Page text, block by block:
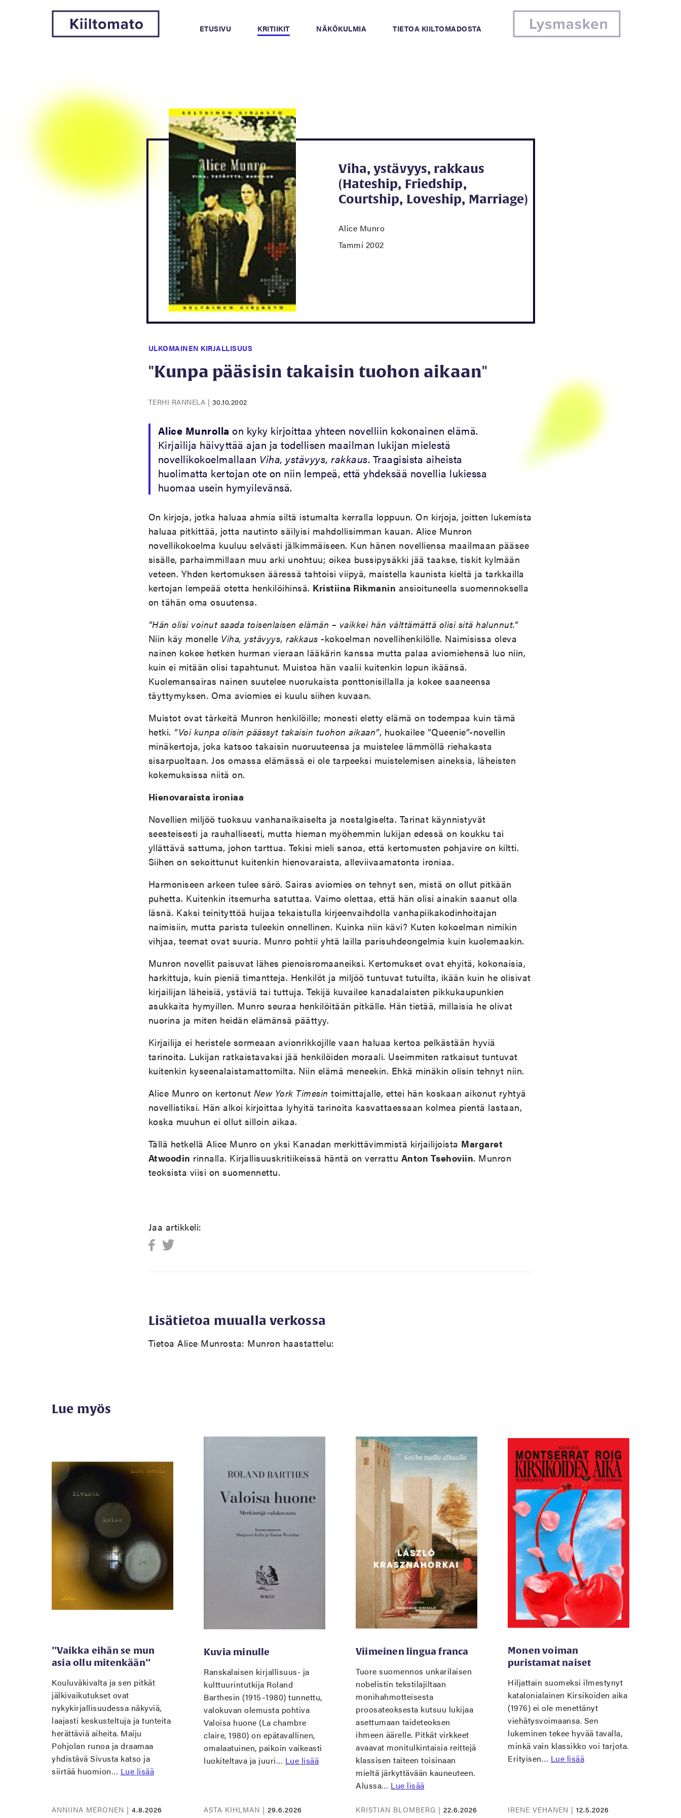
ETUSIVU KRITIIKIT NÄKÖKULMIA TIETOA KIILTOMADOSTA
Viha, ystävyys, rakkaus
(Hateship, Friedship,
Courtship, Loveship, Marriage)
Alice Munro
Tammi 2002
ULKOMAINEN KIRJALLISUUS
"Kunpa pääsisin takaisin tuohon aikaan"
TERHI RANNELA | 30.10.2002
Alice Munrolla on kyky kirjoittaa yhteen novelliin kokonainen elämä.
Kirjailija häivyttää ajan ja todellisen maailman lukijan mielestä
novellikokoelmallaan Viha, ystävyys, rakkaus. Traagisista aiheista
huolimatta kertojan ote on niin lempeä, että yhdeksää novellia lukiessa
huomaa usein hymyilevänsä.
On kirjoja, jotka haluaa ahmia siltä istumalta kerralla loppuun. On kirjoja, joitten lukemista
haluaa pitkittää, jotta nautinto säilyisi mahdollisimman kauan. Alice Munron
novellikokoelma kuuluu selvästi jälkimmäiseen. Kun hänen novelliensa maailmaan pääsee
sisälle, parhaimmillaan muu arki unohtuu; oikea bussipysäkki jää taakse, tiskit kylmään
veteen. Yhden kertomuksen ääressä tahtoisi viipyä, maistella kaunista kieltä ja tarkkailla
kertojan lempeää otetta henkilöihinsä. Kristiina Rikmanin ansioituneella suomennoksella
on tähän oma osuutensa.
”Hän olisi voinut saada toisenlaisen elämän – vaikkei hän välttämättä olisi sitä halunnut.”
Niin käy monelle Viha, ystävyys, rakkaus -kokoelman novellihenkilölle. Naimisissa oleva
nainen kokee hetken hurman vieraan lääkärin kanssa mutta palaa aviomiehensä luo niin,
kuin ei mitään olisi tapahtunut. Muistoa hän vaalii kuitenkin lopun ikäänsä.
Kuolemansairas nainen suutelee nuorukaista ponttonisillalla ja kokee saaneensa
täyttymyksen. Oma aviomies ei kuulu siihen kuvaan.
Muistot ovat tärkeitä Munron henkilöille; monesti eletty elämä on todempaa kuin tämä
hetki. ”Voi kunpa olisin päässyt takaisin tuohon aikaan”, huokailee ”Queenie”-novellin
minäkertoja, joka katsoo takaisin nuoruuteensa ja muistelee lämmöllä riehakasta
sisarpuoltaan. Jos omassa elämässä ei ole tarpeeksi muistelemisen aineksia, läheisten
kokemuksissa niitä on.
Hienovaraista ironiaa
Novellien miljöö tuoksuu vanhanaikaiselta ja nostalgiselta. Tarinat käynnistyvät
seesteisesti ja rauhallisesti, mutta hieman myöhemmin lukijan edessä on koukku tai
yllättävä sattuma, johon tarttua. Tekisi mieli sanoa, että kertomusten pohjavire on kiltti.
Siihen on sekoittunut kuitenkin hienovaraista, alleviivaamatonta ironiaa.
Harmoniseen arkeen tulee särö. Sairas aviomies on tehnyt sen, mistä on ollut pitkään
puhetta. Kuitenkin itsemurha satuttaa. Vaimo olettaa, että hän olisi ainakin saanut olla
läsnä. Kaksi teinityttöä huijaa tekaistulla kirjeenvaihdolla vanhapiikakodinhoitajan
naimisiin, mutta parista tuleekin onnellinen. Kuinka niin kävi? Kuten kokoelman nimikin
vihjaa, teemat ovat suuria. Munro pohtii yhtä lailla parisuhdeongelmia kuin kuolemaakin.
Munron novellit paisuvat lähes pienoisromaaneiksi. Kertomukset ovat ehyitä, kokonaisia,
harkittuja, kuin pieniä timantteja. Henkilöt ja miljöö tuntuvat tutuilta, ikään kuin he olisivat
kirjailijan läheisiä, ystäviä tai tuttuja. Tekijä kuvailee kanadalaisten pikkukaupunkien
asukkaita hymyillen. Munro seuraa henkilöitään pitkälle. Hän tietää, millaisia he olivat
nuorina ja miten heidän elämänsä päättyy.
Kirjailija ei heristele sormeaan avionrikkojille vaan haluaa kertoa pelkästään hyviä
tarinoita. Lukijan ratkaistavaksi jää henkilöiden moraali. Useimmiten ratkaisut tuntuvat
kuitenkin kyseenalaistamattomilta. Niin elämä meneekin. Ehkä minäkin olisin tehnyt niin.
Alice Munro on kertonut New York Timesin toimittajalle, ettei hän koskaan aikonut ryhtyä
novellistiksi. Hän alkoi kirjoittaa lyhyitä tarinoita kasvattaessaan kolmea pientä lastaan,
koska muuhun ei ollut silloin aikaa.
Tällä hetkellä Alice Munro on yksi Kanadan merkittävimmistä kirjailijoista Margaret
Atwoodin rinnalla. Kirjallisuuskritiikeissä häntä on verrattu Anton Tsehoviin. Munron
teoksista viisi on suomennettu.
Jaa artikkeli:
Lisätietoa muualla verkossa
Tietoa Alice Munrosta: Munron haastattelu:
Lue myös
’’Vaikka eihän se mun
asia ollu mitenkään’’
Kouluväkivalta ja sen pitkät
jälkivaikutukset ovat
nykykirjallisuudessa näkyviä,
laajasti keskusteltuja ja tunteita
herättäviä aiheita. Maiju
Pohjolan runoa ja draamaa
yhdistävä Sivusta katso ja
siirtää huomion… Lue lisää
ANNIINA MERONEN | 4.8.2026
Kuvia minulle
Ranskalaisen kirjallisuus- ja
kulttuurintutkija Roland
Barthesin (1915–1980) tunnettu,
valokuvan olemusta pohtiva
Valoisa huone (La chambre
claire, 1980) on epätavallinen,
omalaatuinen, paikoin vaikeasti
luokiteltava ja juuri… Lue lisää
ASTA KIHLMAN | 29.6.2026
Viimeinen lingua franca
Tuore suomennos unkarilaisen
nobelistin tekstilajiltaan
monihahmotteisesta
proosateoksesta kutsuu lukijaa
asettumaan taideteoksen
ihmeen äärelle. Pitkät virkkeet
avaavat monitulkintaisia reittejä
klassisen taiteen toisinaan
mieltä järkyttävään kauneuteen.
Alussa… Lue lisää
KRISTIAN BLOMBERG | 22.6.2026
Monen voiman
puristamat naiset
Hiljattain suomeksi ilmestynyt
katalonialainen Kirsikoiden aika
(1976) ei ole menettänyt
viehätysvoimaansa. Sen
lukeminen tekee hyvää tavalla,
minkä vain klassikko voi tarjota.
Erityisen… Lue lisää
IRENE VEHANEN | 12.5.2026